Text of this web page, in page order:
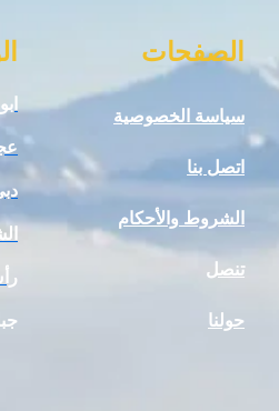
الصفحات
سياسة الخصوصية
اتصل بنا
الشروط والأحكام
تنصل
حولنا